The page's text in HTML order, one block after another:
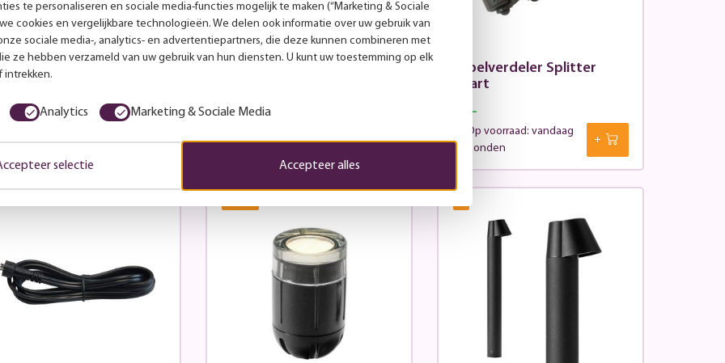
2 voor LightPro 12V
93,-
Opbouwspot Juno 4 voor
LightPro 12V systeem
Nu:95,-
Kabelverdeler Splitter
zwart
10,-
Op voorraad: vandaag
verzonden
te personaliseren en sociale media-functies mogelijk te maken (“Marketing & Sociale
cookies en vergelijkbare technologieën. We delen ook informatie over uw gebruik van
sociale media-, analytics- en advertentiepartners, die deze kunnen combineren met
ze hebben verzameld van uw gebruik van hun diensten. U kunt uw toestemming op elk
intrekken.
Analytics Marketing & Sociale Media
selectie Accepteer alles